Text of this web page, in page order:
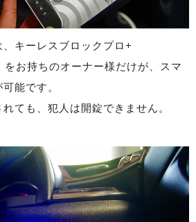
キーレスブロックプロ+
お持ちのオーナー様だけが、スマ
能です。
ても、犯人は開錠できません。